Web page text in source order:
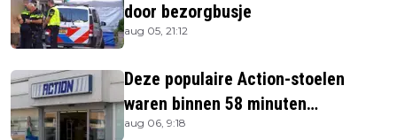
door bezorgbusje
aug 05, 21:12
Deze populaire Action-stoelen
waren binnen 58 minuten
uitverkocht zijn vandaag weer te
aug 06, 9:18